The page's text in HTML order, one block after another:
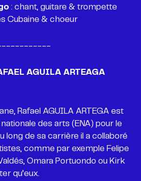
Cubaine & choeur
AGUILA ARTEAGA
Rafael AGUILA ARTEGA est
des arts (ENA) pour le
long de sa carrière il a collaboré
comme par exemple Felipe
Omara Portuondo ou Kirk
qu’eux.